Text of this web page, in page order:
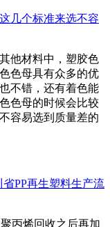
几个标准来选不容
他材料中，塑胶色
色母具有众多的优
不错，还有着色能
色母的时候会比较
容易选到质量差的
省PP再生塑料生产流
丙烯回收之后再加